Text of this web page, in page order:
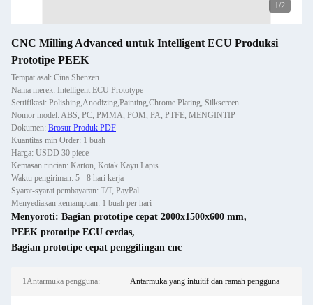
2/2
CNC Milling Advanced untuk Intelligent ECU Produksi
Prototipe PEEK
Tempat asal: Cina Shenzen
Nama merek: Intelligent ECU Prototype
Sertifikasi: Polishing,Anodizing,Painting,Chrome Plating, Silkscreen
Nomor model: ABS, PC, PMMA, POM, PA, PTFE, MENGINTIP
Dokumen: Brosur Produk PDF
Kuantitas min Order: 1 buah
Harga: USDD 30 piece
Kemasan rincian: Karton, Kotak Kayu Lapis
Waktu pengiriman: 5 - 8 hari kerja
Syarat-syarat pembayaran: T/T, PayPal
Menyediakan kemampuan: 1 buah per hari
Menyoroti: Bagian prototipe cepat 2000x1500x600 mm,
PEEK prototipe ECU cerdas,
Bagian prototipe cepat penggilingan cnc
1Antarmuka pengguna: Antarmuka yang intuitif dan ramah pengguna